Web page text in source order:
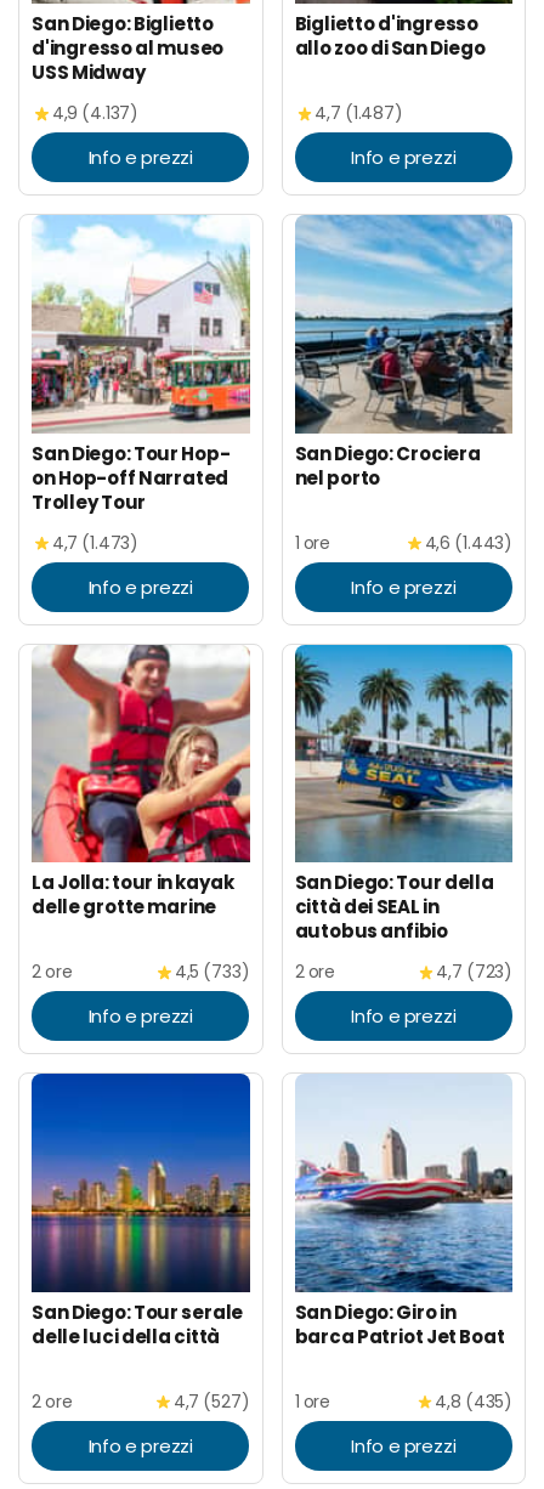
San Diego: Biglietto
d'ingresso al museo
USS Midway
4,9 (4.137)
Info e prezzi
Biglietto d'ingresso
allo zoo di San Diego
4,7 (1.487)
Info e prezzi
San Diego: Tour Hop-
on Hop-off Narrated
Trolley Tour
4,7 (1.473)
Info e prezzi
San Diego: Crociera
nel porto
1 ore 4,6 (1.443)
Info e prezzi
La Jolla: tour in kayak
delle grotte marine
2 ore 4,5 (733)
Info e prezzi
San Diego: Tour della
città dei SEAL in
autobus anfibio
2 ore 4,7 (723)
Info e prezzi
San Diego: Tour serale
delle luci della città
2 ore 4,7 (527)
Info e prezzi
San Diego: Giro in
barca Patriot Jet Boat
1 ore 4,8 (435)
Info e prezzi